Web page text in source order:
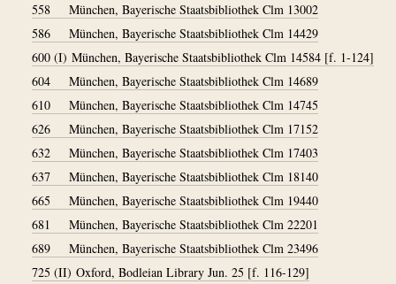
558
München, Bayerische Staatsbibliothek Clm 13002
586
München, Bayerische Staatsbibliothek Clm 14429
600 (I) München, Bayerische Staatsbibliothek Clm 14584 [f. 1-124]
604
München, Bayerische Staatsbibliothek Clm 14689
610
München, Bayerische Staatsbibliothek Clm 14745
626
München, Bayerische Staatsbibliothek Clm 17152
632
München, Bayerische Staatsbibliothek Clm 17403
637
München, Bayerische Staatsbibliothek Clm 18140
665
München, Bayerische Staatsbibliothek Clm 19440
681
München, Bayerische Staatsbibliothek Clm 22201
689
München, Bayerische Staatsbibliothek Clm 23496
725 (II) Oxford, Bodleian Library Jun. 25 [f. 116-129]